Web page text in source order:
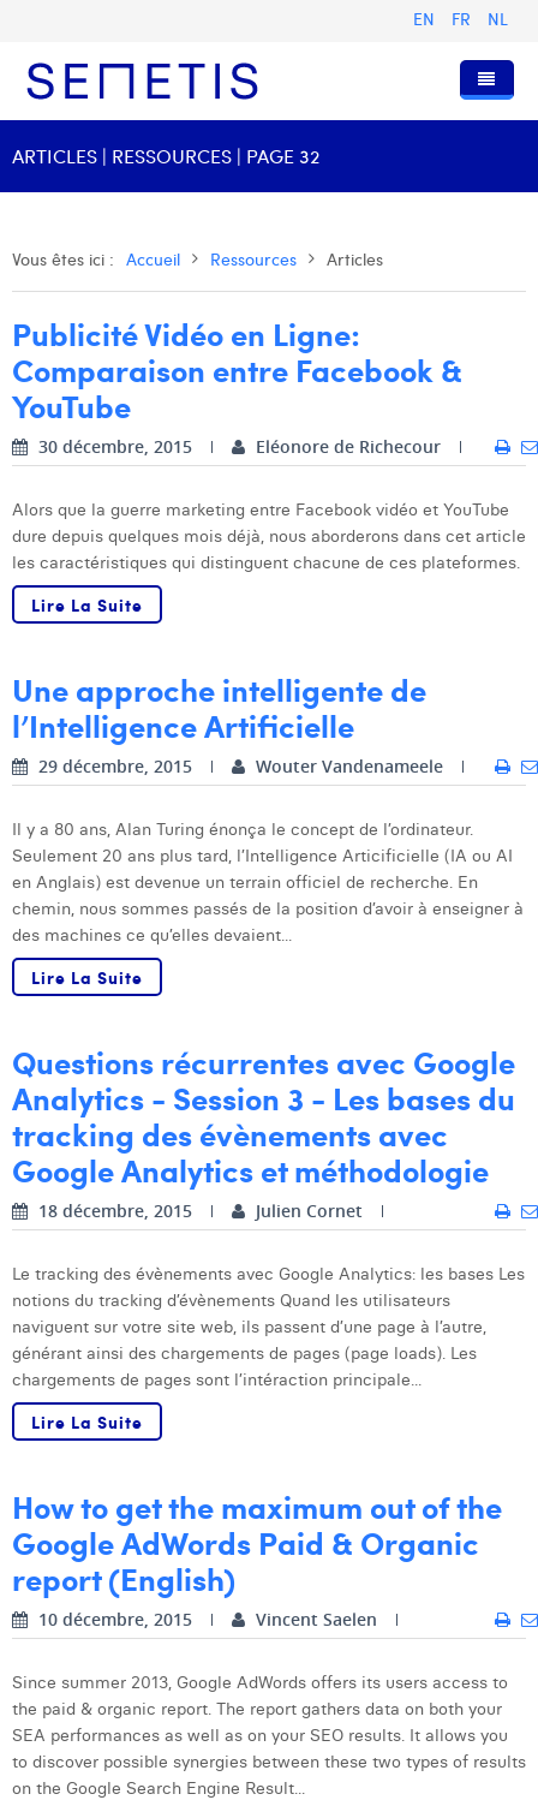
EN FR NL
Services
Digital Business Intelligence
Technologie
Formations
Notre histoire
L'équipe
Anouk Allegaert
Charlie Deschamps
Dhan Claes
Diane Tremouroux
Elio Civalleri
Eliott Pousset
Hanne Van Loock
Janne Beke
Jonas Geiregat
Laura Rooseleer
Laura Verhelst
Lena Pignoloni
Leonard Dierickx
Lisa Protin
Lore Fierens
Lotte Vranckx
Louis Nassogne
Manon Houppertz
Margaux Marien
Margaux Snakkers
Mathias Segers
Matthias Langenaeker
Ninon Chevalier
Nos valeurs
Ressources
Articles
Présentations et Cas
Clients
Rejoignez-nous
Digital Business Intern
ARTICLES | RESSOURCES | PAGE 32
Vous êtes ici : Accueil Ressources Articles
Publicité Vidéo en Ligne:
Comparaison entre Facebook &
YouTube
30 décembre, 2015 Eléonore de Richecour
Alors que la guerre marketing entre Facebook vidéo et YouTube
dure depuis quelques mois déjà, nous aborderons dans cet article
les caractéristiques qui distinguent chacune de ces plateformes.
Lire La Suite
Une approche intelligente de
l’Intelligence Artificielle
29 décembre, 2015 Wouter Vandenameele
Il y a 80 ans, Alan Turing énonça le concept de l’ordinateur.
Seulement 20 ans plus tard, l’Intelligence Articificielle (IA ou AI
en Anglais) est devenue un terrain officiel de recherche. En
chemin, nous sommes passés de la position d’avoir à enseigner à
des machines ce qu’elles devaient...
Lire La Suite
Questions récurrentes avec Google
Analytics - Session 3 - Les bases du
tracking des évènements avec
Google Analytics et méthodologie
18 décembre, 2015 Julien Cornet
Le tracking des évènements avec Google Analytics: les bases Les
notions du tracking d’évènements Quand les utilisateurs
naviguent sur votre site web, ils passent d’une page à l’autre,
générant ainsi des chargements de pages (page loads). Les
chargements de pages sont l’intéraction principale...
Lire La Suite
How to get the maximum out of the
Google AdWords Paid & Organic
report (English)
10 décembre, 2015 Vincent Saelen
Since summer 2013, Google AdWords offers its users access to
the paid & organic report. The report gathers data on both your
SEA performances as well as on your SEO results. It allows you
to discover possible synergies between these two types of results
on the Google Search Engine Result...